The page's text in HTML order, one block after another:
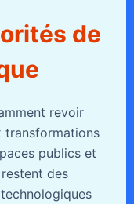
de
revoir
transformations
publics et
des